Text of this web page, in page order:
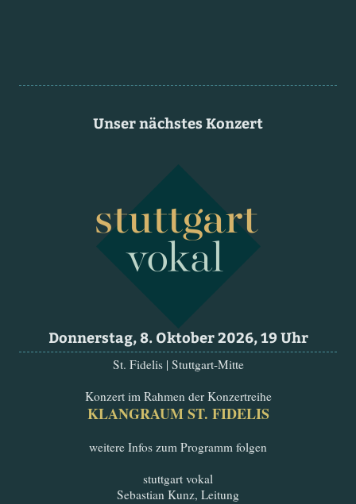
Unser nächstes Konzert
Donnerstag, 8. Oktober 2026, 19 Uhr
St. Fidelis | Stuttgart-Mitte
Konzert im Rahmen der Konzertreihe
KLANGRAUM ST. FIDELIS
weitere Infos zum Programm folgen
stuttgart vokal
Sebastian Kunz, Leitung